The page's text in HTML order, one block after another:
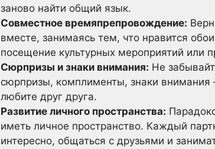
заново найти общий язык.
Совместное времяпрепровождение:
вместе, занимаясь тем, что нравится
посещение культурных мероприятий или
Сюрпризы и знаки внимания: Не
сюрпризы, комплименты, знаки внимания
любите друг друга.
Развитие личного пространства:
иметь личное пространство. Каждый
интересно, общаться с друзьями и